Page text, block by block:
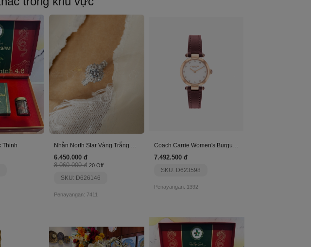
Thịnh Nhẫn North Star Vàng Trắng 14K
6.450.000 đ
8.060.000 đ 20 Off
SKU: D626146
Penayangan: 7411
Coach Carrie Women's Burgundy Leather Watch
7.492.500 đ
SKU: D623598
Penayangan: 1392